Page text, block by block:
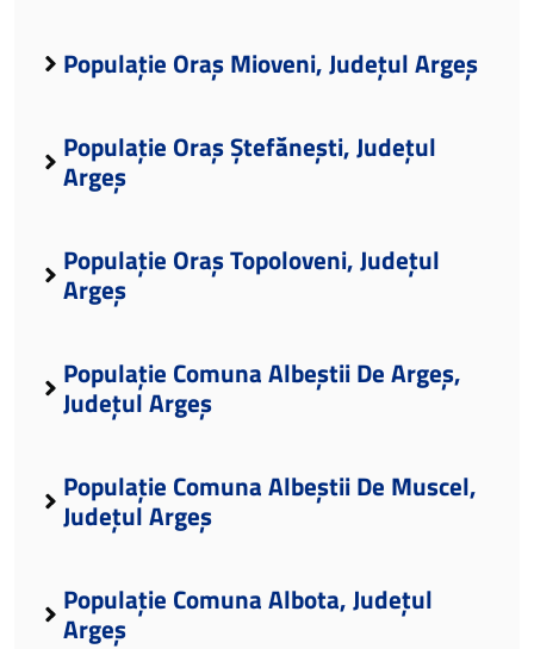
Populație Oraș Mioveni, Județul Argeș
Populație Oraș Ștefănești, Județul
Argeș
Populație Oraș Topoloveni, Județul
Argeș
Populație Comuna Albeștii De Argeș,
Județul Argeș
Populație Comuna Albeștii De Muscel,
Județul Argeș
Populație Comuna Albota, Județul
Argeș